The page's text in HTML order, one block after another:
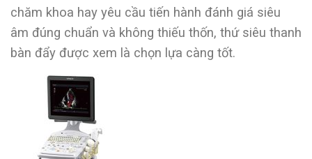
chăm khoa hay yêu cầu tiến hành đánh giá siêu
âm đúng chuẩn và không thiếu thốn, thứ siêu thanh
bàn đẩy được xem là chọn lựa càng tốt.